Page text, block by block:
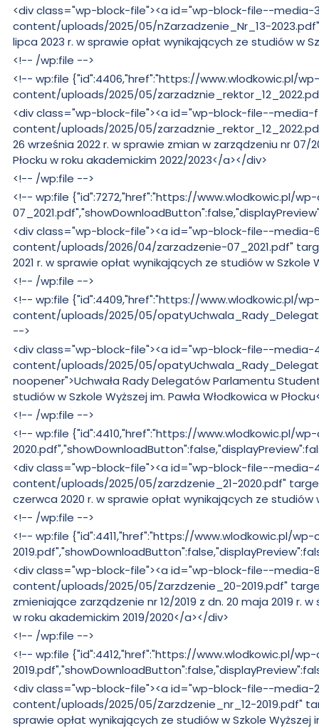
Bez
zmian:
<div class="wp-block-file"><a id="wp-block-file--
content/uploads/2025/05/nZarzadzenie_Nr_13-
lipca 2023 r. w sprawie opłat wynikających ze studiów w
Bez
zmian:
<!-- /wp:file -->
Bez
zmian:
<!-- wp:file {"id":4406,"href":"https://www.wlodkowic.pl/wp-
content/uploads/2025/05/
Bez
zmian:
<div class="wp-block-file"><a id="wp-block-file--
content/uploads/2025/05/
26 września 2022 r. w sprawie zmian w zarządzeniu nr 07/
Płocku w roku akademickim 2022/2023</a></div>
Bez
zmian:
<!-- /wp:file -->
Bez
zmian:
<!-- wp:file {"id":7272,"href":"https://www.wlodkowic.pl/
Bez
zmian:
<div class="wp-block-file"><a id="wp-block-file--
content/uploads/2026/04/zarzadzenie-07_2021.pdf"
2021 r. w sprawie opłat wynikających ze studiów w Szkole
Bez
zmian:
<!-- /wp:file -->
Bez
zmian:
<!-- wp:file {"id":4409,"href":"https://www.wlodkowic.pl/wp-
content/uploads/2025/05/
-->
Bez
zmian:
<div class="wp-block-file"><a id="wp-block-file--media-
content/uploads/2025/05/
noopener">Uchwała Rady Delegatów Parlamentu
studiów w Szkole Wyższej im. Pawła Włodkowica w
Bez
zmian:
<!-- /wp:file -->
Bez
zmian:
<!-- wp:file {"id":4410,"href":"https://www.wlodkowic.pl/
Bez
zmian:
<div class="wp-block-file"><a id="wp-block-file--
content/uploads/2025/05/zarzdzenie_21-2020.pdf"
czerwca 2020 r. w sprawie opłat wynikających ze studiów
Bez
zmian:
<!-- /wp:file -->
Bez
zmian:
<!-- wp:file {"id":4411,"href":"https://www.wlodkowic.pl/
Bez
zmian:
<div class="wp-block-file"><a id="wp-block-file--
content/uploads/2025/05/Zarzdzenie_20-2019.pdf"
zmieniające zarządzenie nr 12/2019 z dn. 20 maja 2019 r.
w roku akademickim 2019/2020</a></div>
Bez
zmian:
<!-- /wp:file -->
Bez
zmian:
<!-- wp:file {"id":4412,"href":"https://www.wlodkowic.pl/
Bez
zmian:
<div class="wp-block-file"><a id="wp-block-file--
content/uploads/2025/05/Zarzdzenie_nr_12-2019.pdf"
sprawie opłat wynikających ze studiów w Szkole Wyższej